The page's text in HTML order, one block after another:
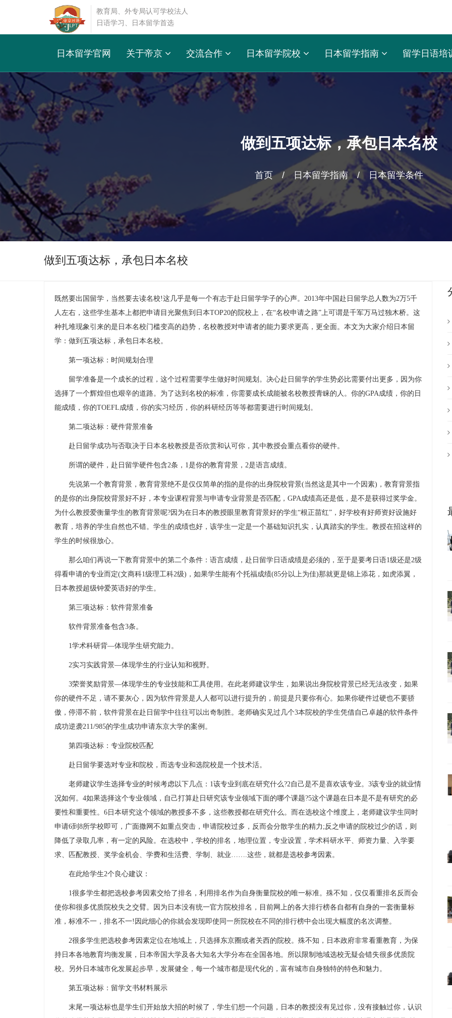
教育局、外专局认可学校法人
日语学习、日本留学首选
日本留学官网 关于帝京 交流合作 日本留学院校 日本留学指南 留学日语培
做到五项达标，承包日本名校
首页/日本留学指南 / 日本留学条件
做到五项达标，承包日本名校
既然要出国留学，当然要去读名校!这几乎是每一个有志于赴日留学学子的心声。2013年中国赴日留学总人数为2万5千
人左右，这些学生基本上都把申请目光聚焦到日本TOP20的院校上，在“名校申请之路”上可谓是千军万马过独木桥。这
种扎堆现象引来的是日本名校门槛变高的趋势，名校教授对申请者的能力要求更高，更全面。本文为大家介绍 日本留
学：做到五项达标，承包日本名校。
第一项达标：时间规划合理
留学准备是一个成长的过程，这个过程需要学生做好时间规划。决心赴日留学的学生势必比需要付出更多，因为你
选择了一个辉煌但也艰辛的道路。为了达到名校的标准，你需要成长成能被名校教授青睐的人。你的GPA成绩，你的日
能成绩，你的TOEFL成绩，你的实习经历，你的科研经历等等都需要进行时间规划。
第二项达标：硬件背景准备
赴日留学成功与否取决于日本名校教授是否欣赏和认可你，其中教授会重点看你的硬件。
所谓的硬件，赴日留学硬件包含2条，1是你的教育背景，2是语言成绩。
先说第一个教育背景，教育背景绝不是仅仅简单的指的是你的出身院校背景(当然这是其中一个因素)，教育背景指
的是你的出身院校背景好不好，本专业课程背景与申请专业背景是否匹配，GPA成绩高还是低，是不是获得过奖学金。
为什么教授爱衡量学生的教育背景呢?因为在日本的教授眼里教育背景好的学生“根正苗红”，好学校有好师资好设施好
教育，培养的学生自然也不错。学生的成绩也好，该学生一定是一个基础知识扎实，认真踏实的学生。教授在招这样的
学生的时候很放心。
那么咱们再说一下教育背景中的第二个条件：语言成绩，赴日留学日语成绩是必须的，至于是要考日语1级还是2级
得看申请的专业而定(文商科1级理工科2级)，如果学生能有个托福成绩(85分以上为佳)那就更是锦上添花，如虎添翼，
日本教授超级钟爱英语好的学生。
第三项达标：软件背景准备
软件背景准备包含3条。
1学术科研背—体现学生研究能力。
2实习实践背景—体现学生的行业认知和视野。
3荣誉奖励背景—体现学生的专业技能和工具使用。在此老师建议学生，如果说出身院校背景已经无法改变，如果
你的硬件不足，请不要灰心，因为软件背景是人人都可以进行提升的，前提是只要你有心。如果你硬件过硬也不要骄
傲，停滞不前，软件背景在赴日留学中往往可以出奇制胜。老师确实见过几个3本院校的学生凭借自己卓越的软件条件
成功逆袭211/985的学生成功申请东京大学的案例。
第四项达标：专业院校匹配
赴日留学要选对专业和院校，而选专业和选院校是一个技术活。
老师建议学生选择专业的时候考虑以下几点：1该专业到底在研究什么?2自己是不是喜欢该专业。3该专业的就业情
况如何。4如果选择这个专业领域，自己打算赴日研究该专业领域下面的哪个课题?5这个课题在日本是不是有研究的必
要性和重要性。6日本研究这个领域的教授多不多，这些教授都在研究什么。而在选校这个维度上，老师建议学生同时
申请6到8所学校即可，广面撒网不如重点突击，申请院校过多，反而会分散学生的精力;反之申请的院校过少的话，则
降低了录取几率，有一定的风险。在选校中，学校的排名，地理位置，专业设置，学术科研水平、师资力量、入学要
求、匹配教授、奖学金机会、学费和生活费、学制、就业…….这些，就都是选校参考因素。
在此给学生2个良心建议：
1很多学生都把选校参考因素交给了排名，利用排名作为自身衡量院校的唯一标准。殊不知，仅仅看重排名反而会
使你和很多优质院校失之交臂。因为日本没有统一官方院校排名，目前网上的各大排行榜各自都有自身的一套衡量标
准，标准不一，排名不一!因此细心的你就会发现即使同一所院校在不同的排行榜中会出现大幅度的名次调整。
2很多学生把选校参考因素定位在地域上，只选择东京圈或者关西的院校。殊不知，日本政府非常看重教育，为保
持日本各地教育均衡发展，日本帝国大学及各大知名大学分布在全国各地。所以限制地域选校无疑会错失很多优质院
校。另外日本城市化发展起步早，发展健全，每一个城市都是现代化的，富有城市自身独特的特色和魅力。
第五项达标：留学文书材料展示
末尾一项达标也是学生们开始放大招的时候了，学生们想一个问题，日本的教授没有见过你，没有接触过你，认识